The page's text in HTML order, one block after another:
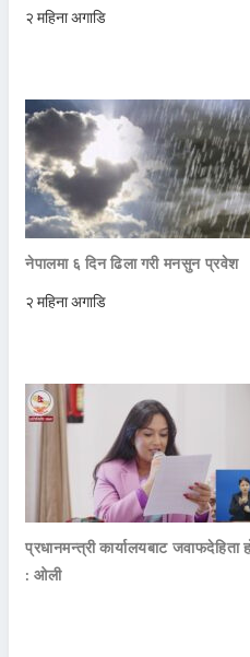
२ महिना अगाडि
नेपालमा ६ दिन ढिला गरी मनसुन प्रवेश
२ महिना अगाडि
प्रधानमन्त्री कार्यालयबाट
: ओली